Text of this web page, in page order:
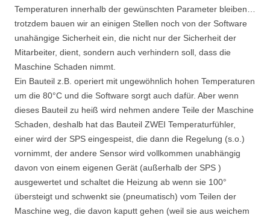
Temperaturen innerhalb der gewünschten Parameter bleiben…
trotzdem bauen wir an einigen Stellen noch von der Software
unahängige Sicherheit ein, die nicht nur der Sicherheit der
Mitarbeiter, dient, sondern auch verhindern soll, dass die
Maschine Schaden nimmt.
Ein Bauteil z.B. operiert mit ungewöhnlich hohen Temperaturen
um die 80°C und die Software sorgt auch dafür. Aber wenn
dieses Bauteil zu heiß wird nehmen andere Teile der Maschine
Schaden, deshalb hat das Bauteil ZWEI Temperaturfühler,
einer wird der SPS eingespeist, die dann die Regelung (s.o.)
vornimmt, der andere Sensor wird vollkommen unabhängig
davon von einem eigenen Gerät (außerhalb der SPS )
ausgewertet und schaltet die Heizung ab wenn sie 100°
übersteigt und schwenkt sie (pneumatisch) vom Teilen der
Maschine weg, die davon kaputt gehen (weil sie aus weichem